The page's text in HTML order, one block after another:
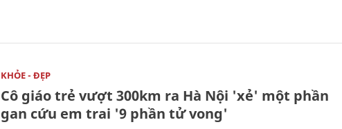
KHỎE - ĐẸP
Cô giáo trẻ vượt 300km ra Hà Nội 'xẻ' một phần
gan cứu em trai '9 phần tử vong'